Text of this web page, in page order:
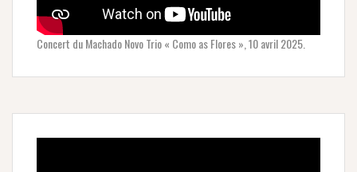
Concert du Machado Novo Trio « Como as Flores », 10 avril 2025.